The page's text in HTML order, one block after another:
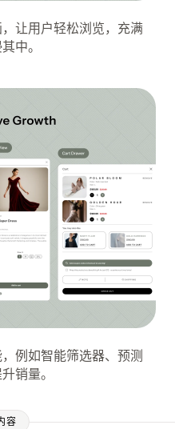
让用户轻松浏览，充满
中。
例如智能筛选器、预测
销量。
容